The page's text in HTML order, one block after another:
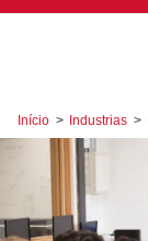
Início > Industrias >